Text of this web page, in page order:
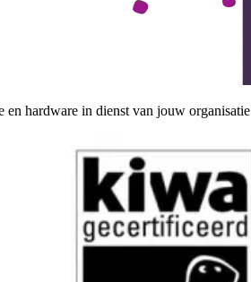
en hardware in dienst van jouw organisatie